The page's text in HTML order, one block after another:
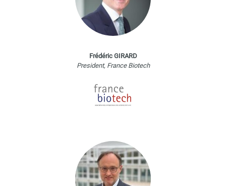
Frédéric GIRARD
President, France Biotech